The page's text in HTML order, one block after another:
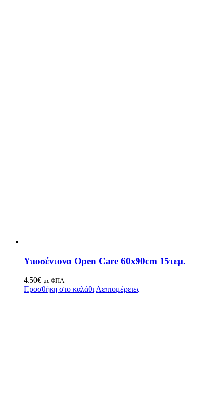
Υποσέντονα Open Care 60x90cm 15τεμ.
4.50€ με ΦΠΑ
Προσθήκη στο καλάθι Λεπτομέρειες